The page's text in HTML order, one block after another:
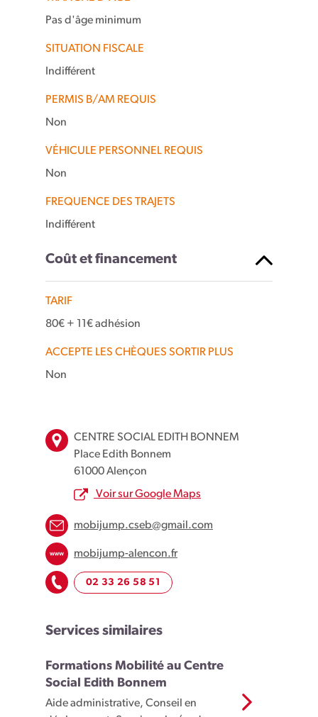
Pas d'âge minimum
SITUATION FISCALE
Indifférent
PERMIS B/AM REQUIS
Non
VÉHICULE PERSONNEL REQUIS
Non
FREQUENCE DES TRAJETS
Indifférent
Coût et financement
TARIF
80€ + 11€ adhésion
ACCEPTE LES CHÈQUES SORTIR PLUS
Non
Centre Social Edith Bonnem, Place Edith Bonnem,
Alençon, France
+
−
CENTRE SOCIAL EDITH BONNEM
Place Edith Bonnem
61000 Alençon
Voir sur Google Maps
mobijump.cseb@gmail.com
mobijump-alencon.fr
02 33 26 58 51
Services similaires
Formations Mobilité au Centre
Social Edith Bonnem
Aide administrative, Conseil en